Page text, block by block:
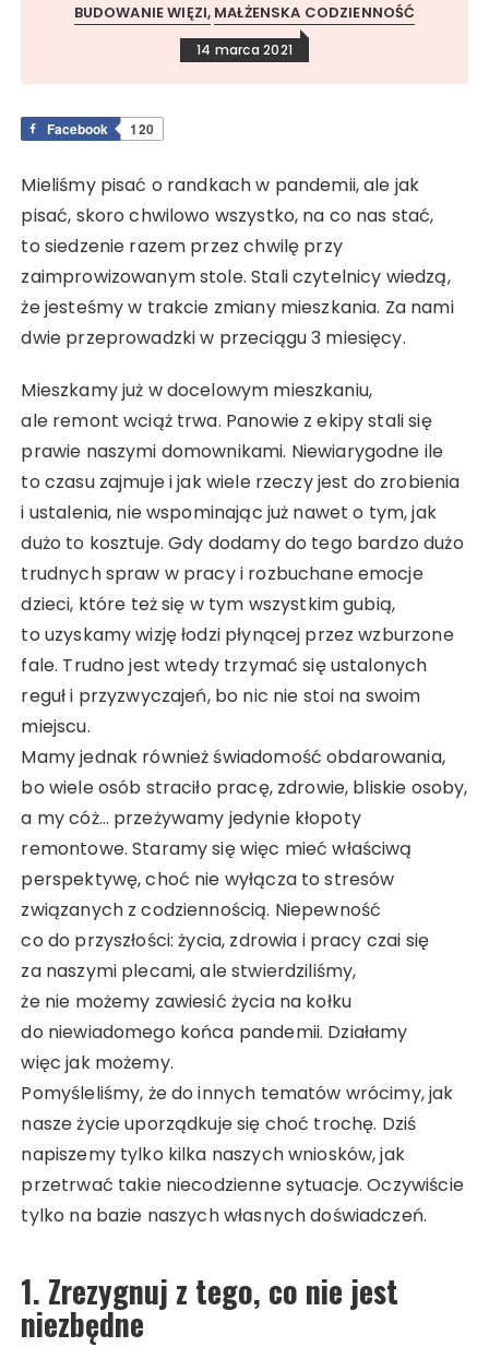
BUDOWANIE WIĘZI MAŁŻENSKA CODZIENNOŚĆ
14 marca 2021
Facebook 120
Mieliśmy pisać o randkach w pandemii, ale jak
pisać, skoro chwilowo wszystko, na co nas stać,
to siedzenie razem przez chwilę przy
zaimprowizowanym stole. Stali czytelnicy wiedzą,
że jesteśmy w trakcie zmiany mieszkania. Za nami
dwie przeprowadzki w przeciągu 3 miesięcy.
Mieszkamy już w docelowym mieszkaniu,
ale remont wciąż trwa. Panowie z ekipy stali się
prawie naszymi domownikami. Niewiarygodne ile
to czasu zajmuje i jak wiele rzeczy jest do zrobienia
i ustalenia, nie wspominając już nawet o tym, jak
dużo to kosztuje. Gdy dodamy do tego bardzo dużo
trudnych spraw w pracy i rozbuchane emocje
dzieci, które też się w tym wszystkim gubią,
to uzyskamy wizję łodzi płynącej przez wzburzone
fale. Trudno jest wtedy trzymać się ustalonych
reguł i przyzwyczajeń, bo nic nie stoi na swoim
miejscu.
Mamy jednak również świadomość obdarowania,
bo wiele osób straciło pracę, zdrowie, bliskie osoby,
a my cóż… przeżywamy jedynie kłopoty
remontowe. Staramy się więc mieć właściwą
perspektywę, choć nie wyłącza to stresów
związanych z codziennością. Niepewność
co do przyszłości: życia, zdrowia i pracy czai się
za naszymi plecami, ale stwierdziliśmy,
że nie możemy zawiesić życia na kołku
do niewiadomego końca pandemii. Działamy
więc jak możemy.
Pomyśleliśmy, że do innych tematów wrócimy, jak
nasze życie uporządkuje się choć trochę. Dziś
napiszemy tylko kilka naszych wniosków, jak
przetrwać takie niecodzienne sytuacje. Oczywiście
tylko na bazie naszych własnych doświadczeń.
1. Zrezygnuj z tego, co nie jest
niezbędne